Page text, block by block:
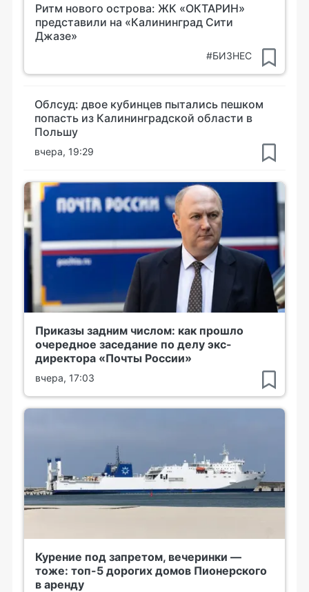
Ритм нового острова: ЖК «ОКТАРИН»
представили на «Калининград Сити
Джазе»
#БИЗНЕС
Облсуд: двое кубинцев пытались пешком
попасть из Калининградской области в
Польшу
вчера, 19:29
Приказы задним числом: как прошло
очередное заседание по делу экс-
директора «Почты России»
вчера, 17:03
Курение под запретом, вечеринки —
тоже: топ-5 дорогих домов Пионерского
в аренду